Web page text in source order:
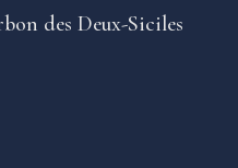
des Deux-Siciles